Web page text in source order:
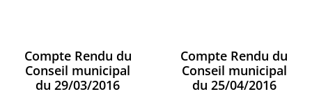
Compte Rendu du
Conseil municipal
du 29/03/2016
Compte Rendu du
Conseil municipal
du 25/04/2016